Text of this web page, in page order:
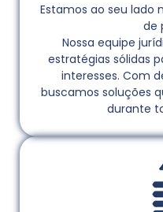
Estamos ao seu lado
de
Nossa equipe
estratégias sólidas
interesses. Com
buscamos soluções
durante